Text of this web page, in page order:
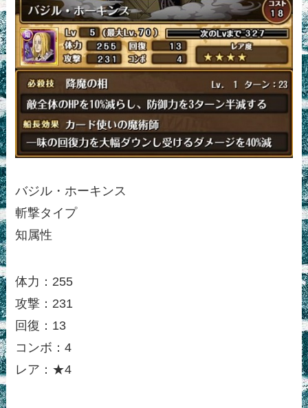
バジル・ホーキンス
斬撃タイプ
知属性
体力：255
攻撃：231
回復：13
コンボ：4
レア：★4